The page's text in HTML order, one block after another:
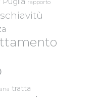
rapporto
schiavitù
tratta